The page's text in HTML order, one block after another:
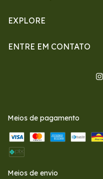
EXPLORE
ENTRE EM CONTATO
Meios de pagamento
Meios de envio